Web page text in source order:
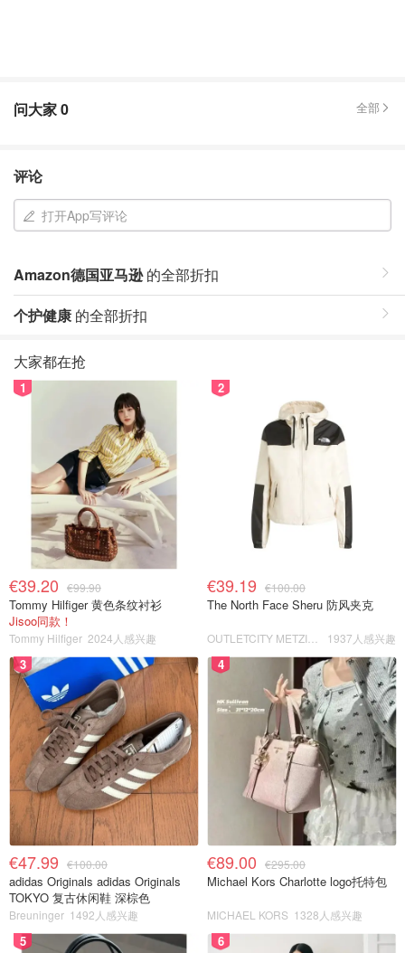
问大家0 全部
评论
打开App写评论
Amazon德国亚马逊的全部折扣
个护健康 的全部折扣
大家都在抢
1
€39.20 €99.90
Tommy Hilfiger 黄色条纹衬衫
Jisoo同款！
Tommy Hilfiger 2024人感兴趣
2
€39.19 €100.00
The North Face Sheru 防风夹克
1937人感兴趣
3
€47.99 €100.00
adidas Originals adidas Originals
TOKYO 复古休闲鞋 深棕色
Breuninger 1492人感兴趣
4
€89.00 €295.00
Michael Kors Charlotte logo托特包
MICHAEL KORS 1328人感兴趣
5 6